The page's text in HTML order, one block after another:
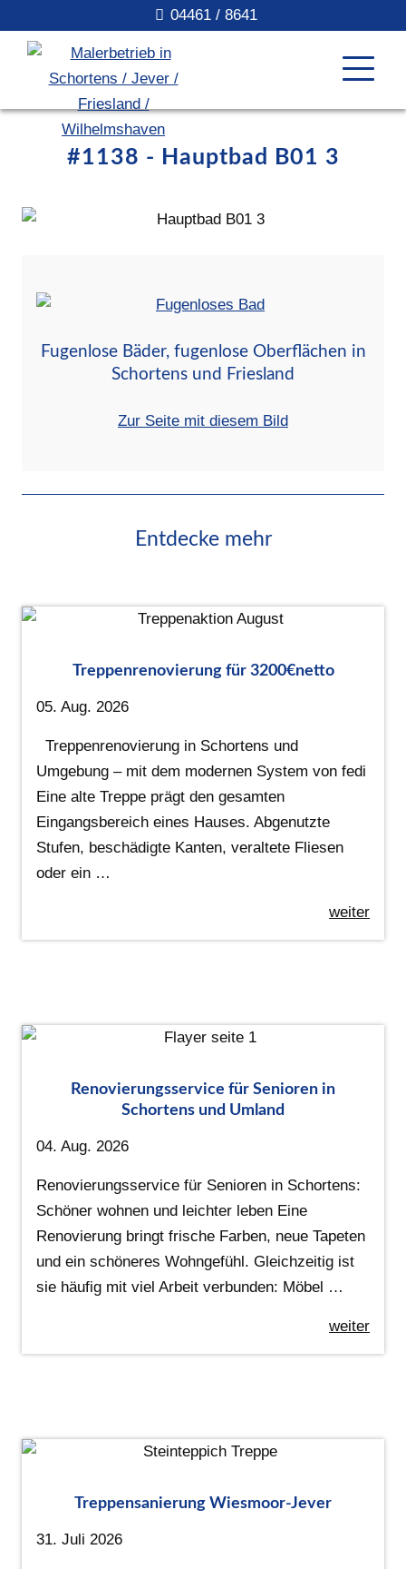
04461 / 8641
#1138 - Hauptbad B01 3
Fugenlose Bäder, fugenlose Oberflächen in
Schortens und Friesland
Zur Seite mit diesem Bild
Entdecke mehr
Treppenrenovierung für 3200€netto
05. Aug. 2026
Treppenrenovierung in Schortens und
Umgebung – mit dem modernen System von fedi
Eine alte Treppe prägt den gesamten
Eingangsbereich eines Hauses. Abgenutzte
Stufen, beschädigte Kanten, veraltete Fliesen
oder ein …
weiter
Renovierungsservice für Senioren in
Schortens und Umland
04. Aug. 2026
Renovierungsservice für Senioren in Schortens:
Schöner wohnen und leichter leben Eine
Renovierung bringt frische Farben, neue Tapeten
und ein schöneres Wohngefühl. Gleichzeitig ist
sie häufig mit viel Arbeit verbunden: Möbel …
weiter
Treppensanierung Wiesmoor-Jever
31. Juli 2026